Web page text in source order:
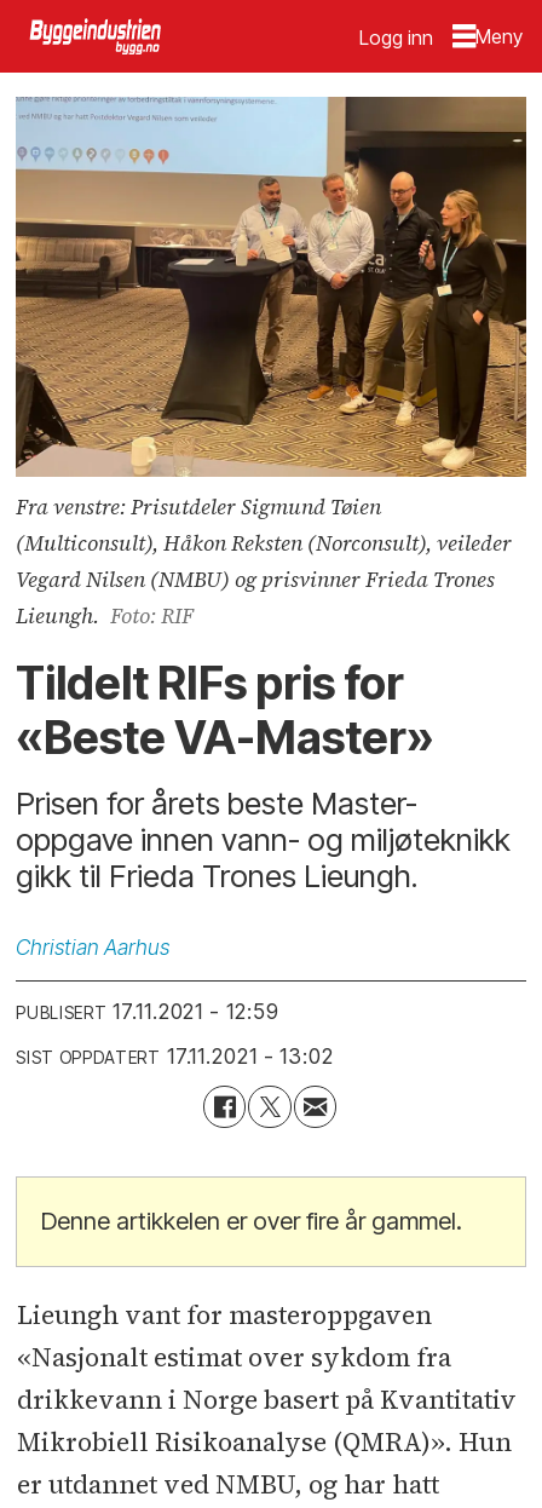
Logg inn
Fra venstre: Prisutdeler Sigmund Tøien
(Multiconsult), Håkon Reksten (Norconsult), veileder
Vegard Nilsen (NMBU) og prisvinner Frieda Trones
Lieungh. Foto: RIF
Tildelt RIFs pris for
«Beste VA-Master»
Prisen for årets beste Master-
oppgave innen vann- og miljøteknikk
gikk til Frieda Trones Lieungh.
Christian Aarhus
PUBLISERT 17.11.2021 - 12:59
SIST OPPDATERT 17.11.2021 - 13:02
Denne artikkelen er over fire år gammel.
Lieungh vant for masteroppgaven
«Nasjonalt estimat over sykdom fra
drikkevann i Norge basert på Kvantitativ
Mikrobiell Risikoanalyse (QMRA)». Hun
er utdannet ved NMBU, og har hatt